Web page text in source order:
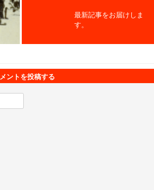
最新記事をお届けしま
す。
ントを投稿する